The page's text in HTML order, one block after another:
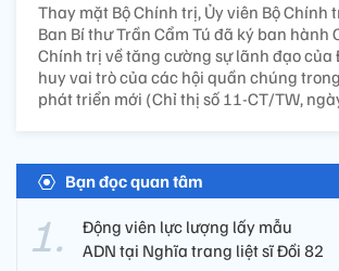
Thay mặt Bộ Chính trị, Ủy viên Bộ Chính
Ban Bí thư Trần Cẩm Tú đã ký ban hành
Chính trị về tăng cường sự lãnh đạo
huy vai trò của các hội quần chúng
phát triển mới (Chỉ thị số 11-CT/TW,
Bạn đọc quan tâm
Động viên lực lượng lấy mẫu
ADN tại Nghĩa trang liệt sĩ Đồi 82​